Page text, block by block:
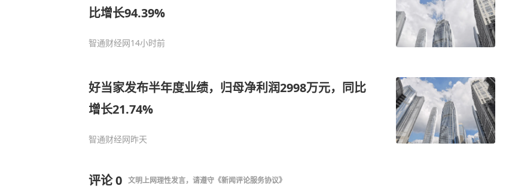
比增长94.39%
智通财经网14小时前
好当家发布半年度业绩，归母净利润2998万元，同比
增长21.74%
智通财经网昨天
评论0 文明上网理性发言，请遵守 《新闻评论服务协议》